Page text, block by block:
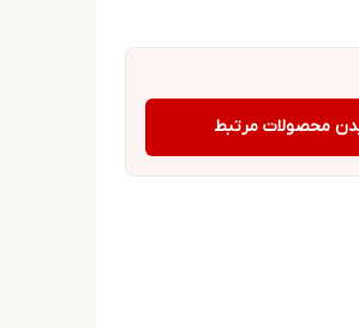
محصولات مرتبط